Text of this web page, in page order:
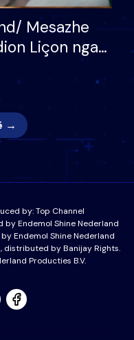
Mesazhe
Liçon nga
moderatori
meritoj…
→
by:Top Channel
Endemol Shine Nederland
Endemol Shine Nederland
distributed by Banijay Rights.
Producties B.V.